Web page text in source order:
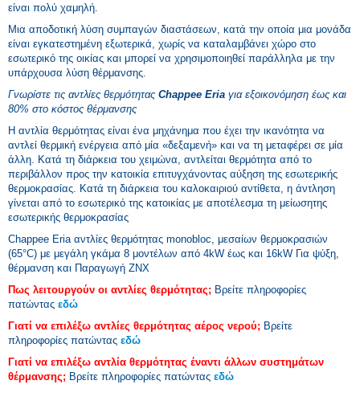
είναι πολύ χαμηλή.
Μια αποδοτική λύση συμπαγών διαστάσεων, κατά την οποία μια μονάδα
είναι εγκατεστημένη εξωτερικά, χωρίς να καταλαμβάνει χώρο στο
εσωτερικό της οικίας και μπορεί να χρησιμοποιηθεί παράλληλα με την
υπάρχουσα λύση θέρμανσης.
Γνωρίστε τις αντλίες θερμότητας Chappee Eria για εξοικονόμηση έως και
80% στο κόστος θέρμανσης
Η αντλία θερμότητας είναι ένα μηχάνημα που έχει την ικανότητα να
αντλεί θερμική ενέργεια από μία «δεξαμενή» και να τη μεταφέρει σε μία
άλλη. Κατά τη διάρκεια του χειμώνα, αντλείται θερμότητα από το
περιβάλλον προς την κατοικία επιτυγχάνοντας αύξηση της εσωτερικής
θερμοκρασίας. Κατά τη διάρκεια του καλοκαιριού αντίθετα, η άντληση
γίνεται από το εσωτερικό της κατοικίας με αποτέλεσμα τη μείωσητης
εσωτερικής θερμοκρασίας
Chappee Eria αντλίες θερμότητας monobloc, μεσαίων θερμοκρασιών
(65°C) με μεγάλη γκάμα 8 μοντέλων από 4kW έως και 16kW Για ψύξη,
θέρμανση και Παραγωγή ΖΝΧ
Πως λειτουργούν οι αντλίες θερμότητας; Βρείτε πληροφορίες
πατώντας εδώ
Γιατί να επιλέξω αντλίες θερμότητας αέρος νερού; Βρείτε
πληροφορίες πατώντας εδώ
Γιατί να επιλέξω αντλία θερμότητας έναντι άλλων συστημάτων
θέρμανσης; Βρείτε πληροφορίες πατώντας εδώ